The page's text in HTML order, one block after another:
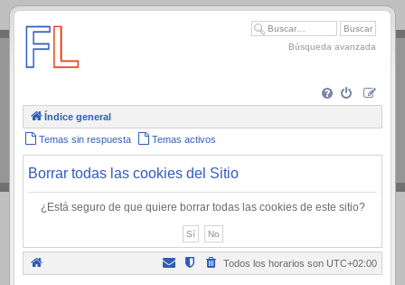
.
Búsqueda avanzada
Índice general
Temas sin respuesta Temas activos
Borrar todas las cookies del Sitio
¿Está seguro de que quiere borrar todas las cookies de este sitio?
Todos los horarios son UTC+02:00